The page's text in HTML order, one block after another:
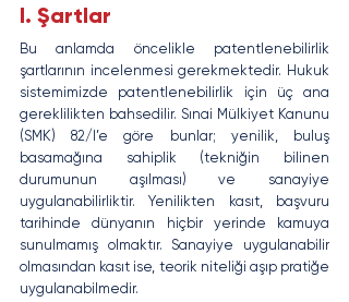
I. Şartlar
Bu anlamda öncelikle patentlenebilirlik
şartlarının incelenmesi gerekmektedir. Hukuk
sistemimizde patentlenebilirlik için üç ana
gereklilikten bahsedilir. Sınai Mülkiyet Kanunu
(SMK) 82/I’e göre bunlar; yenilik, buluş
basamağına sahiplik (tekniğin bilinen
durumunun aşılması) ve sanayiye
uygulanabilirliktir. Yenilikten kasıt, başvuru
tarihinde dünyanın hiçbir yerinde kamuya
sunulmamış olmaktır. Sanayiye uygulanabilir
olmasından kasıt ise, teorik niteliği aşıp pratiğe
uygulanabilmedir.